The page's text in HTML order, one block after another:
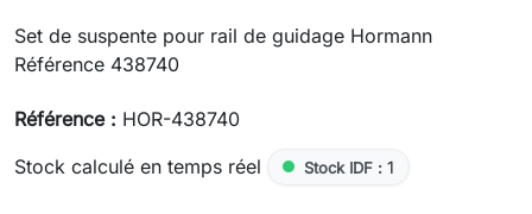
Set de suspente pour rail de guidage Hormann
Référence 438740
Référence : HOR-438740
Stock calculé en temps réel
Stock IDF : 1